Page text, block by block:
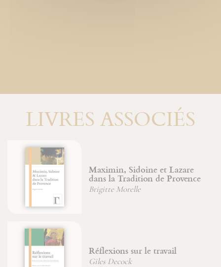
LIVRES ASSOCIÉS
Maximin, Sidoine et Lazare
dans la Tradition de Provence
Brigitte Morelle
Réflexions sur le travail
Giles Decock